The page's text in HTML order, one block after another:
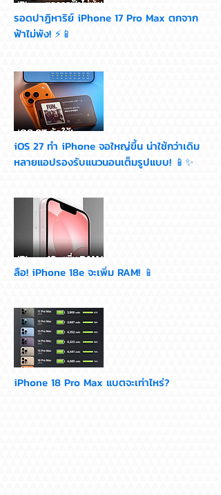
รอดปาฏิหาริย์ iPhone 17 Pro Max ตกจาก
ฟ้าไม่พัง! ⚡📱
iOS 27 ทำ iPhone จอใหญ่ขึ้น น่าใช้กว่าเดิม
หลายแอปรองรับแนวนอนเต็มรูปแบบ! 📱✨
ลือ! iPhone 18e จะเพิ่ม RAM! 📱
iPhone 18 Pro Max แบตจะเท่าไหร่?